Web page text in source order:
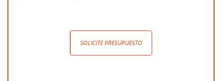
SOLICITE PRESUPUESTO